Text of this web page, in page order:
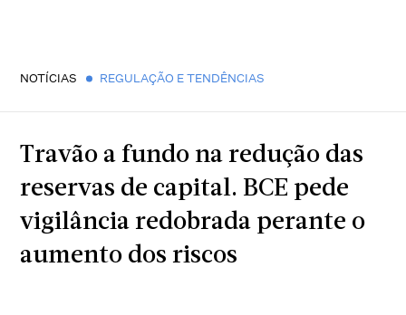
NOTÍCIAS REGULAÇÃO E TENDÊNCIAS
Travão a fundo na redução das
reservas de capital. BCE pede
vigilância redobrada perante o
aumento dos riscos